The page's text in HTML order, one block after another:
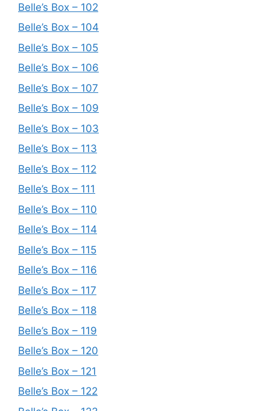
Belle’s Box – 102
Belle’s Box – 104
Belle’s Box – 105
Belle’s Box – 106
Belle’s Box – 107
Belle’s Box – 109
Belle’s Box – 103
Belle’s Box – 113
Belle’s Box – 112
Belle’s Box – 111
Belle’s Box – 110
Belle’s Box – 114
Belle’s Box – 115
Belle’s Box – 116
Belle’s Box – 117
Belle’s Box – 118
Belle’s Box – 119
Belle’s Box – 120
Belle’s Box – 121
Belle’s Box – 122